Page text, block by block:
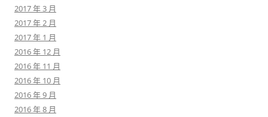
2017 年 3 月
2017 年 2 月
2017 年 1 月
2016 年 12 月
2016 年 11 月
2016 年 10 月
2016 年 9 月
2016 年 8 月